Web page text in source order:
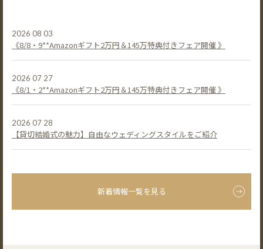
2026 08 03
《8/8・9**Amazonギフト2万円＆145万特典付きフェア開催 》
2026 07 27
《8/1・2**Amazonギフト2万円＆145万特典付きフェア開催 》
2026 07 28
【貸切結婚式の魅力】自由なウェディングスタイルをご紹介
新着情報一覧を見る